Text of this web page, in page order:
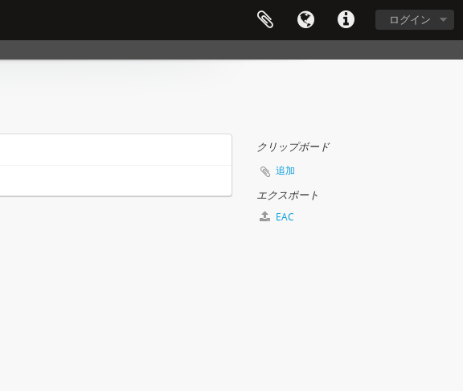
ログイン
クリップボード
追加
エクスポート
EAC